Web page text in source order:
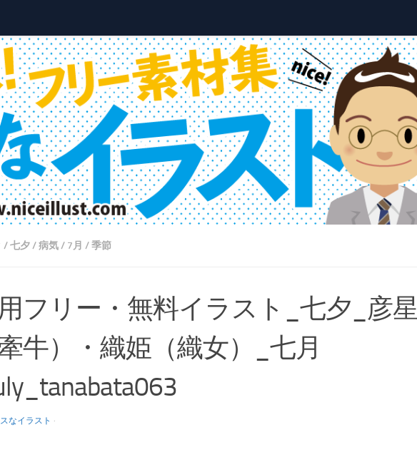
/七夕/病気/ 7月 /季節
フリー・無料イラスト_七夕_彦星
牽牛）・織姫（織女）_七月
なイラスト ·